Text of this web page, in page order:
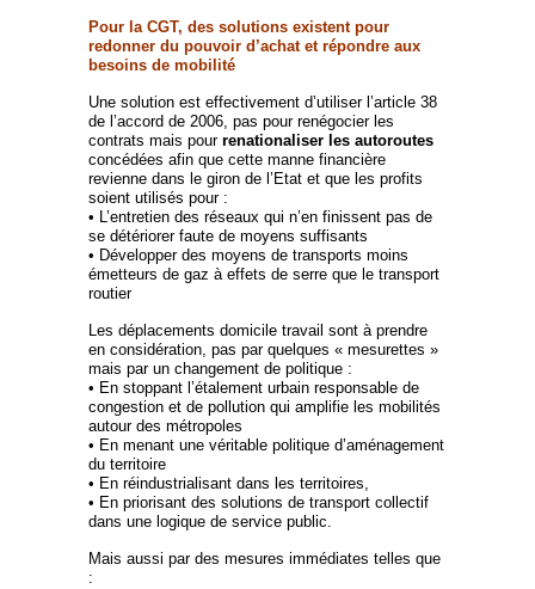
Pour la CGT, des solutions existent pour
redonner du pouvoir d’achat et répondre aux
besoins de mobilité
Une solution est effectivement d’utiliser l’article 38
de l’accord de 2006, pas pour renégocier les
contrats mais pour renationaliser les autoroutes
concédées afin que cette manne financière
revienne dans le giron de l’Etat et que les profits
soient utilisés pour :
• L’entretien des réseaux qui n’en finissent pas de
se détériorer faute de moyens suffisants
• Développer des moyens de transports moins
émetteurs de gaz à effets de serre que le transport
routier
Les déplacements domicile travail sont à prendre
en considération, pas par quelques « mesurettes »
mais par un changement de politique :
• En stoppant l’étalement urbain responsable de
congestion et de pollution qui amplifie les mobilités
autour des métropoles
• En menant une véritable politique d’aménagement
du territoire
• En réindustrialisant dans les territoires,
• En priorisant des solutions de transport collectif
dans une logique de service public.
Mais aussi par des mesures immédiates telles que
: